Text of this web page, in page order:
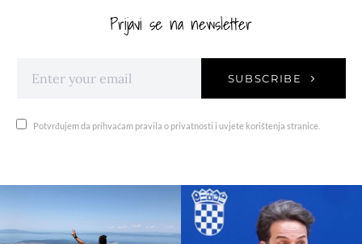
Prijavi se na newsletter
SUBSCRIBE
Potvrđujem da prihvaćam pravila o privatnosti i uvjete korištenja stranice.